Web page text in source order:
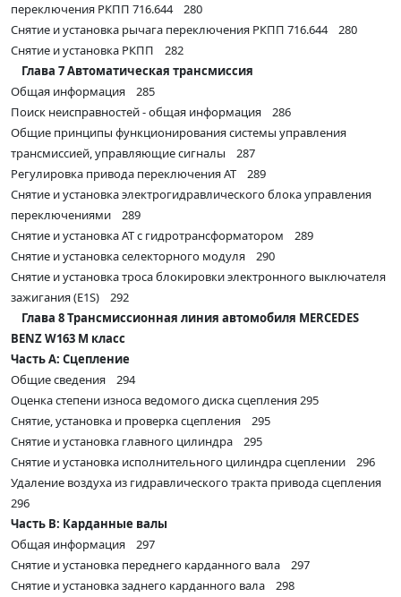
переключения РКПП 716.644 280
Снятие и установка рычага переключения РКПП 716.644 280
Снятие и установка РКПП 282
Глава 7 Автоматическая трансмиссия
Общая информация 285
Поиск неисправностей - общая информация 286
Общие принципы функционирования системы управления
трансмиссией, управляющие сигналы 287
Регулировка привода переключения AT 289
Снятие и установка электрогидравлического блока управления
переключениями 289
Снятие и установка AT с гидротрансформатором 289
Снятие и установка селекторного модуля 290
Снятие и установка троса блокировки электронного выключателя
зажигания (E1S) 292
Глава 8 Трансмиссионная линия автомобиля MERCEDES
BENZ W163 M класс
Часть А: Сцепление
Общие сведения 294
Оценка степени износа ведомого диска сцепления 295
Снятие, установка и проверка сцепления 295
Снятие и установка главного цилиндра 295
Снятие и установка исполнительного цилиндра сцеплении 296
Удаление воздуха из гидравлического тракта привода сцепления
296
Часть В: Карданные валы
Общая информация 297
Снятие и установка переднего карданного вала 297
Снятие и установка заднего карданного вала 298